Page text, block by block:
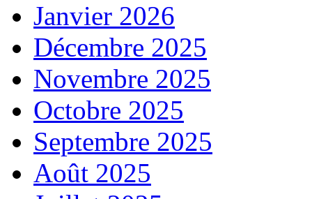
Janvier 2026
Décembre 2025
Novembre 2025
Octobre 2025
Septembre 2025
Août 2025